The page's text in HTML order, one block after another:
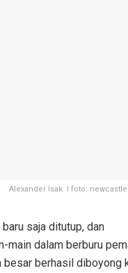
Alexander Isak. I foto:
saja ditutup, dan
dalam berburu
besar berhasil diboyong